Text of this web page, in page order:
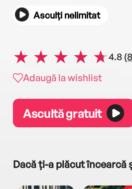
Asculți nelimitat
4.8
Adaugă la wishlist
Ascultă gratuit
Dacă ți-a plăcut încearcă